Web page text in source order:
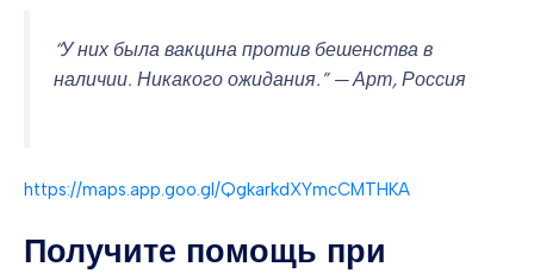
“У них была вакцина против бешенства в
наличии. Никакого ожидания.” — Арт, Россия
https://maps.app.goo.gl/QgkarkdXYmcCMTHKA
Получите помощь при